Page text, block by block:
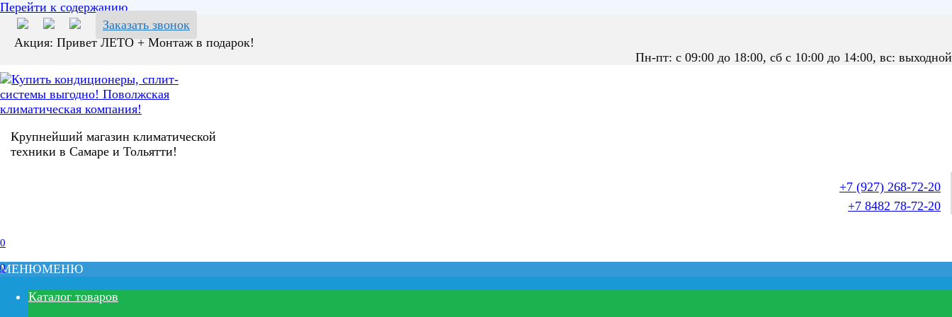
Перейти к содержанию
Заказать звонок
Акция: Привет ЛЕТО + Монтаж в подарок!
Пн-пт: с 09:00 до 18:00, сб с 10:00 до 14:00, вс: выходной
Крупнейший магазин климатической
техники в Самаре и Тольятти!
+7 (927) 268-72-20
+7 8482 78-72-20
0
0
МЕНЮМЕНЮ
Каталог товаров